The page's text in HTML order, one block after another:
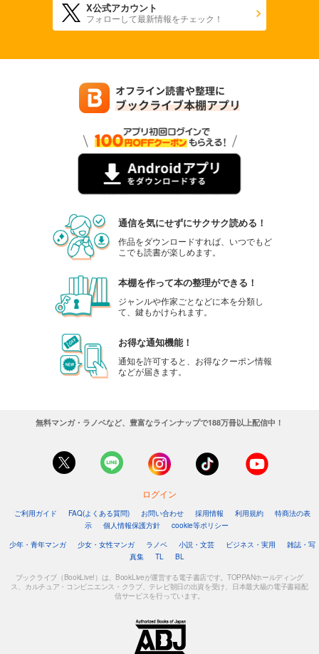
X公式アカウント
フォローして最新情報をチェック！
通信を気にせずにサクサク読める！
作品をダウンロードすれば、いつでもど
こでも読書が楽しめます。
本棚を作って本の整理ができる！
ジャンルや作家ごとなどに本を分類し
て、鍵もかけられます。
お得な通知機能！
通知を許可すると、お得なクーポン情報
などが届きます。
無料マンガ・ラノベなど、豊富なラインナップで188万冊以上配信中！
ログイン
ご利用ガイド FAQ(よくある質問) お問い合わせ 採用情報 利用規約
特商法の表
示
個人情報保護方針
cookie等ポリシー
少年・青年マンガ
少女・女性マンガ ラノベ 小説・文芸 ビジネス・実用
雑誌・写
真集
TL BL
ブックライブ（BookLive!）は、BookLiveが運営する電子書店です。TOPPANホールディング
ス、カルチュア・コンビニエンス・クラブ、テレビ朝日の出資を受け、日本最大級の電子書籍配
信サービスを行っています。